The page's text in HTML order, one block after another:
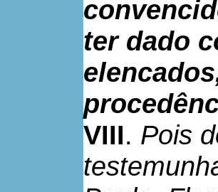
ter dado
VIII. Pois